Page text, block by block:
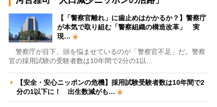
【「警察官離れ」に歯止めはかかるか？】警察庁
が本気で取り組む「警察組織の構造改革」 実
現…
警察庁が目下、頭を悩ませているのが「警察官不足」だ。警察
官の採用試験の受験者数は10年間で2分の1以…
【安全・安心ニッポンの危機】採用試験受験者数は10年間で2
分の1以下に！ 出生数減がも…